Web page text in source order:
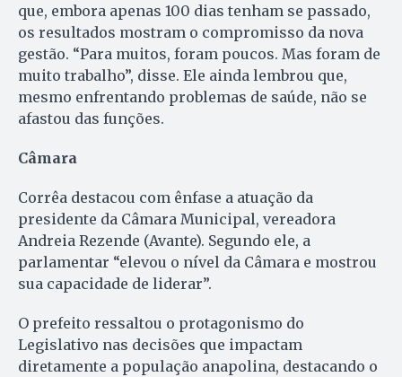
que, embora apenas 100 dias tenham se passado,
os resultados mostram o compromisso da nova
gestão. “Para muitos, foram poucos. Mas foram de
muito trabalho”, disse. Ele ainda lembrou que,
mesmo enfrentando problemas de saúde, não se
afastou das funções.
Câmara
Corrêa destacou com ênfase a atuação da
presidente da Câmara Municipal, vereadora
Andreia Rezende (Avante). Segundo ele, a
parlamentar “elevou o nível da Câmara e mostrou
sua capacidade de liderar”.
O prefeito ressaltou o protagonismo do
Legislativo nas decisões que impactam
diretamente a população anapolina, destacando o